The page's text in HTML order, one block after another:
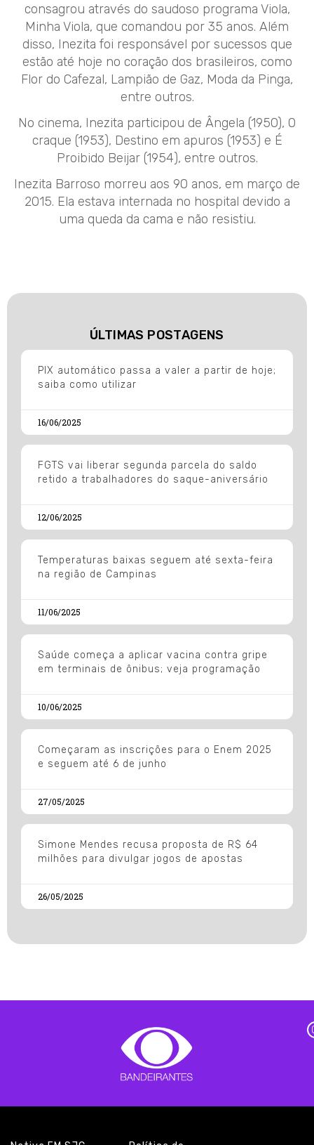
consagrou através do saudoso programa Viola,
Minha Viola, que comandou por 35 anos. Além
disso, Inezita foi responsável por sucessos que
estão até hoje no coração dos brasileiros, como
Flor do Cafezal, Lampião de Gaz, Moda da Pinga,
entre outros.
No cinema, Inezita participou de Ângela (1950), O
craque (1953), Destino em apuros (1953) e É
Proibido Beijar (1954), entre outros.
Inezita Barroso morreu aos 90 anos, em março de
2015. Ela estava internada no hospital devido a
uma queda da cama e não resistiu.
ÚLTIMAS POSTAGENS
PIX automático passa a valer a partir de hoje;
saiba como utilizar
16/06/2025
FGTS vai liberar segunda parcela do saldo
retido a trabalhadores do saque-aniversário
12/06/2025
Temperaturas baixas seguem até sexta-feira
na região de Campinas
11/06/2025
Saúde começa a aplicar vacina contra gripe
em terminais de ônibus; veja programação
10/06/2025
Começaram as inscrições para o Enem 2025
e seguem até 6 de junho
27/05/2025
Simone Mendes recusa proposta de R$ 64
milhões para divulgar jogos de apostas
26/05/2025